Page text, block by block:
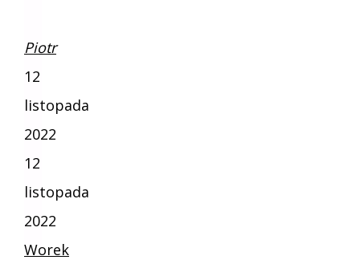
Piotr
12
listopada
2022
12
listopada
2022
Worek